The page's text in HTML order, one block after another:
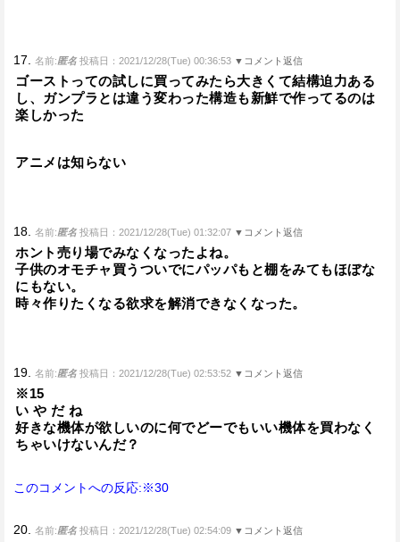
17. 名前:匿名 投稿日：2021/12/28(Tue) 00:36:53 ▼コメント返信
ゴーストっての試しに買ってみたら大きくて結構迫力ある
し、ガンプラとは違う変わった構造も新鮮で作ってるのは
楽しかった
アニメは知らない
18. 名前:匿名 投稿日：2021/12/28(Tue) 01:32:07 ▼コメント返信
ホント売り場でみなくなったよね。
子供のオモチャ買うついでにパッパもと棚をみてもほぼな
にもない。
時々作りたくなる欲求を解消できなくなった。
19. 名前:匿名 投稿日：2021/12/28(Tue) 02:53:52 ▼コメント返信
※15
い や だ ね
好きな機体が欲しいのに何でどーでもいい機体を買わなく
ちゃいけないんだ？
このコメントへの反応:※30
20. 名前:匿名 投稿日：2021/12/28(Tue) 02:54:09 ▼コメント返信